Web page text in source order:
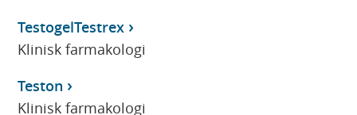
TestogelTestrex
Klinisk farmakologi
Teston
Klinisk farmakologi